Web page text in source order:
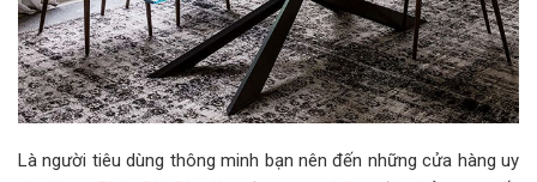
Là người tiêu dùng thông minh bạn nên đến những cửa hàng uy